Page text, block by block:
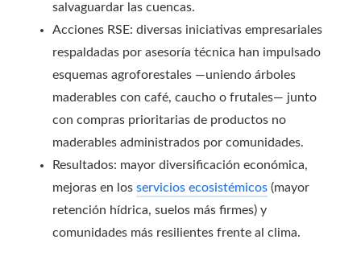
salvaguardar las cuencas.
Acciones RSE: diversas iniciativas empresariales
respaldadas por asesoría técnica han impulsado
esquemas agroforestales —uniendo árboles
maderables con café, caucho o frutales— junto
con compras prioritarias de productos no
maderables administrados por comunidades.
Resultados: mayor diversificación económica,
mejoras en los servicios ecosistémicos (mayor
retención hídrica, suelos más firmes) y
comunidades más resilientes frente al clima.